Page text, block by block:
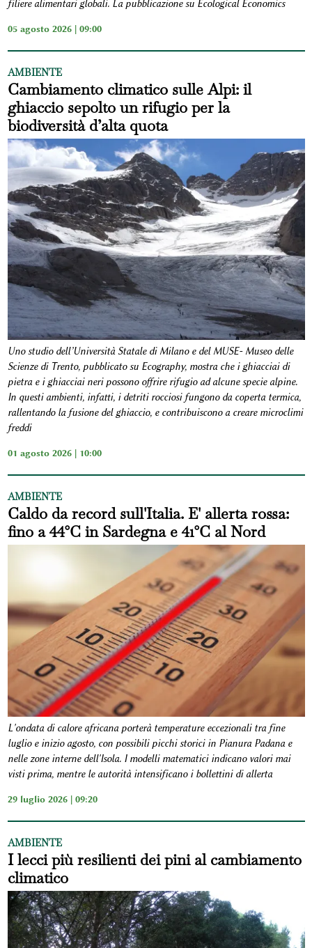
filiere alimentari globali. La pubblicazione su Ecological Economics
05 agosto 2026 | 09:00
AMBIENTE
Cambiamento climatico sulle Alpi: il
ghiaccio sepolto un rifugio per la
biodiversità d’alta quota
Uno studio dell’Università Statale di Milano e del MUSE- Museo delle
Scienze di Trento, pubblicato su Ecography, mostra che i ghiacciai di
pietra e i ghiacciai neri possono offrire rifugio ad alcune specie alpine.
In questi ambienti, infatti, i detriti rocciosi fungono da coperta termica,
rallentando la fusione del ghiaccio, e contribuiscono a creare microclimi
freddi
01 agosto 2026 | 10:00
AMBIENTE
Caldo da record sull'Italia. E' allerta rossa:
fino a 44°C in Sardegna e 41°C al Nord
L'ondata di calore africana porterà temperature eccezionali tra fine
luglio e inizio agosto, con possibili picchi storici in Pianura Padana e
nelle zone interne dell'Isola. I modelli matematici indicano valori mai
visti prima, mentre le autorità intensificano i bollettini di allerta
29 luglio 2026 | 09:20
AMBIENTE
I lecci più resilienti dei pini al cambiamento
climatico